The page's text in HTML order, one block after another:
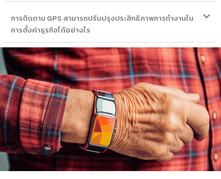
การติดตาม GPS สามารถปรับปรุงประสิทธิภาพการทำงานใน
การตั้งค่าธุรกิจได้อย่างไร